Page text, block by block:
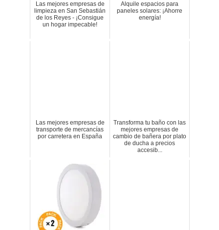
Las mejores empresas de
limpieza en San Sebastián
de los Reyes - ¡Consigue
un hogar impecable!
Alquile espacios para
paneles solares: ¡Ahorre
energía!
Las mejores empresas de
transporte de mercancías
por carretera en España
Transforma tu baño con las
mejores empresas de
cambio de bañera por plato
de ducha a precios
accesib...